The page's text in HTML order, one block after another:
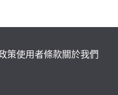
策使用者條款關於我們